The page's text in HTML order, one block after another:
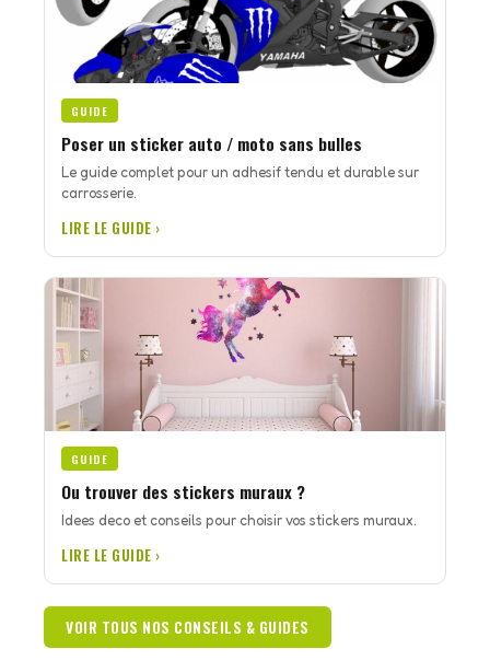
GUIDE
Poser un sticker auto / moto sans bulles
Le guide complet pour un adhesif tendu et durable sur
carrosserie.
LIRE LE GUIDE ›
GUIDE
Ou trouver des stickers muraux ?
Idees deco et conseils pour choisir vos stickers muraux.
LIRE LE GUIDE ›
VOIR TOUS NOS CONSEILS & GUIDES